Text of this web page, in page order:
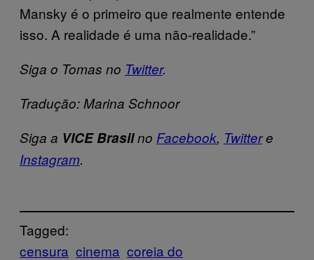
Mansky é o primeiro que realmente entende
isso. A realidade é uma não-realidade.”
Siga o Tomas no Twitter.
Tradução: Marina Schnoor
Siga a VICE Brasilno Facebook, Twittere
Instagram.
Tagged:
censura cinema coreia do